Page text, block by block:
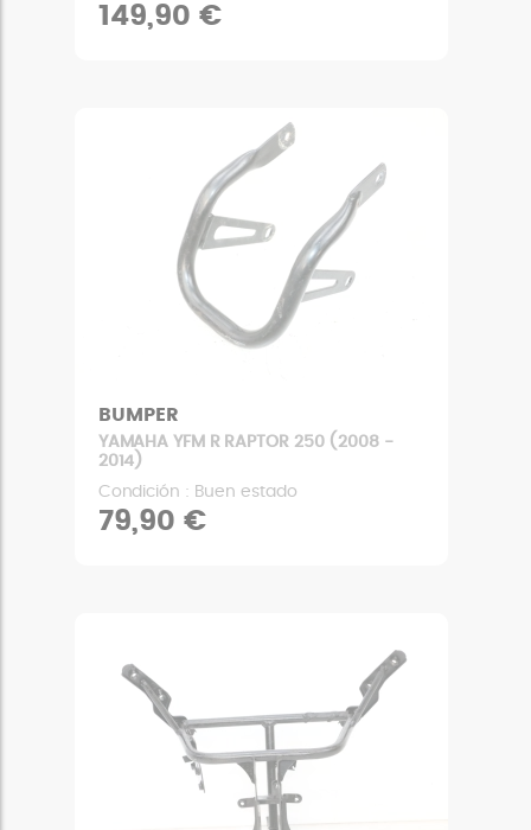
149,90 €
BUMPER
YAMAHA YFM R RAPTOR 250 (2008 -
2014)
Condición : Buen estado
79,90 €